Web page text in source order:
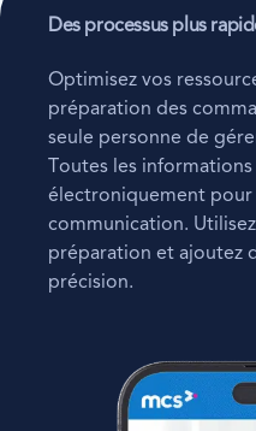
Des processus plus
Optimisez vos
préparation des
seule personne de
Toutes les
électroniquement pour
communication.
préparation et ajoutez
précision.